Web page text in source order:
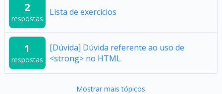
2
respostas
Lista de exercícios
1
respostas
[Dúvida] Dúvida referente ao uso de
<strong> no HTML
Mostrar mais tópicos